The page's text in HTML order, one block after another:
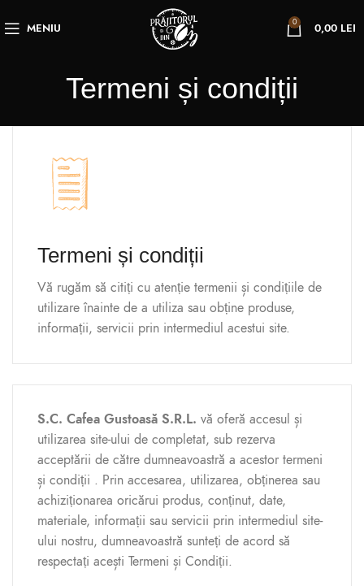
MENIU 0 0,00 LEI
Termeni și condiții
Termeni și condiții
Vă rugăm să citiți cu atenție termenii și condițiile de
utilizare înainte de a utiliza sau obține produse,
informații, servicii prin intermediul acestui site.
S.C. Cafea Gustoasă S.R.L. vă oferă accesul și
utilizarea site-ului de completat, sub rezerva
acceptării de către dumneavoastră a acestor termeni
și condiții . Prin accesarea, utilizarea, obținerea sau
achiziționarea oricărui produs, conținut, date,
materiale, informații sau servicii prin intermediul site-
ului nostru, dumneavoastră sunteți de acord să
respectați acești Termeni și Condiții.